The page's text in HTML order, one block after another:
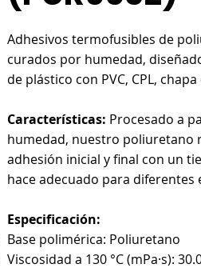
Adhesivos termofusibles de
curados por humedad,
de plástico con PVC, CPL,
Características: Procesado a
humedad, nuestro poliuretano
adhesión inicial y final con un
hace adecuado para diferentes
Especificación:
Base polimérica: Poliuretano
Viscosidad a 130 °C (mPa·s):